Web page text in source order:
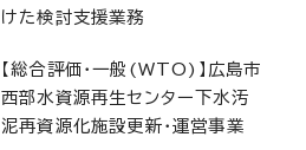
けた検討支援業務
【総合評価・一般(WTO)】広島市
西部水資源再生センター下水汚
泥再資源化施設更新・運営事業